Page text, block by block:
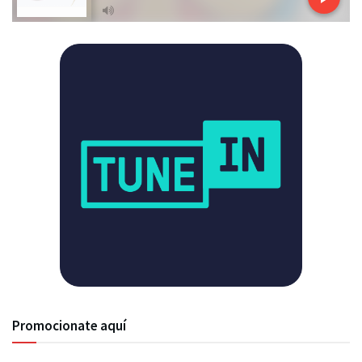
Promocionate aquí